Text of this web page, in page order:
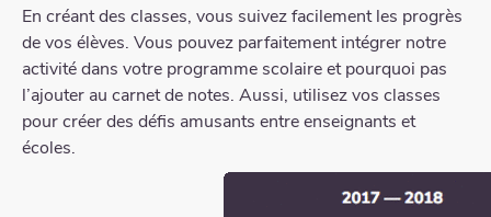
En créant des classes, vous suivez facilement les progrès
de vos élèves. Vous pouvez parfaitement intégrer notre
activité dans votre programme scolaire et pourquoi pas
l’ajouter au carnet de notes. Aussi, utilisez vos classes
pour créer des défis amusants entre enseignants et
écoles.